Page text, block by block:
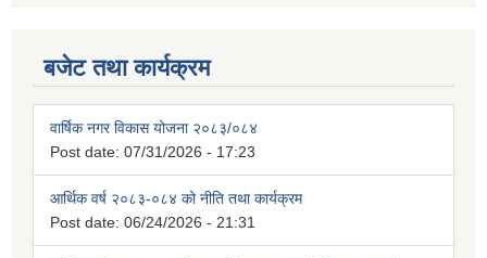
बजेट तथा कार्यक्रम
वार्षिक नगर विकास योजना २०८३/०८४
Post date: 07/31/2026 - 17:23
आर्थिक वर्ष २०८३-०८४ को नीति तथा कार्यक्रम
Post date: 06/24/2026 - 21:31